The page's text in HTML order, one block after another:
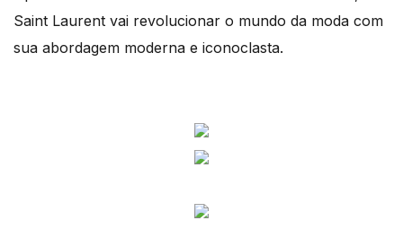
Saint Laurent vai revolucionar o mundo da moda com
sua abordagem moderna e iconoclasta.